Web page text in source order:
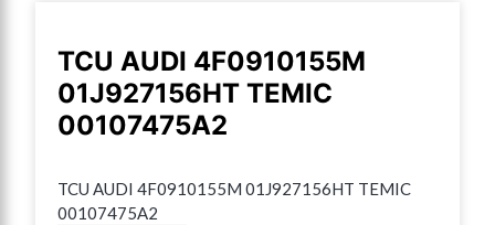
TCU AUDI 4F0910155M
01J927156HT TEMIC
00107475A2
TCU AUDI 4F0910155M 01J927156HT TEMIC
00107475A2